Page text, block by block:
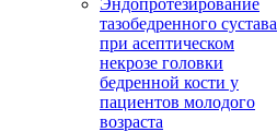
Эндопротезирование
тазобедренного сустава
при асептическом
некрозе головки
бедренной кости у
пациентов молодого
возраста